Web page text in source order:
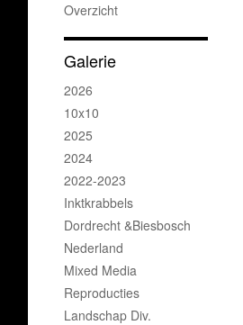
Overzicht
Galerie
2026
10x10
2025
2024
2022-2023
Inktkrabbels
Dordrecht &Biesbosch
Nederland
Mixed Media
Reproducties
Landschap Div.